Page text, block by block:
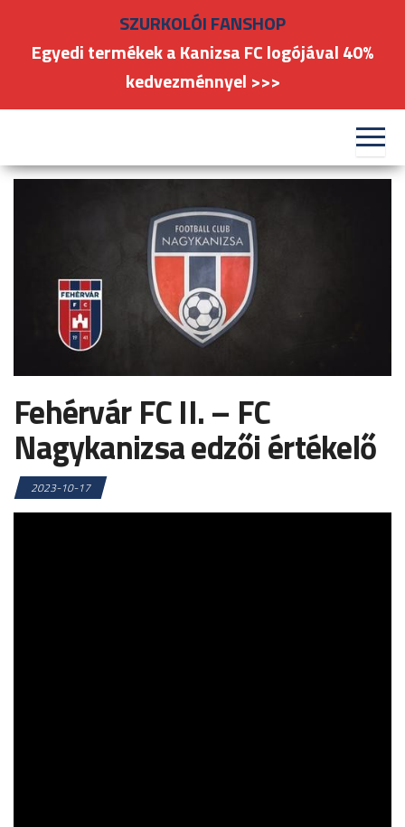
FC
#kanizsafoci
Fehérvár FC II. – FC
Nagykanizsa edzői értékelő
2023-10-17
SZURKOLÓI FANSHOP
Egyedi termékek a Kanizsa FC logójával 40%
kedvezménnyel >>>